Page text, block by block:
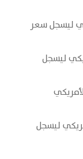
ليسجل سعر
ليسجل
ليسجل